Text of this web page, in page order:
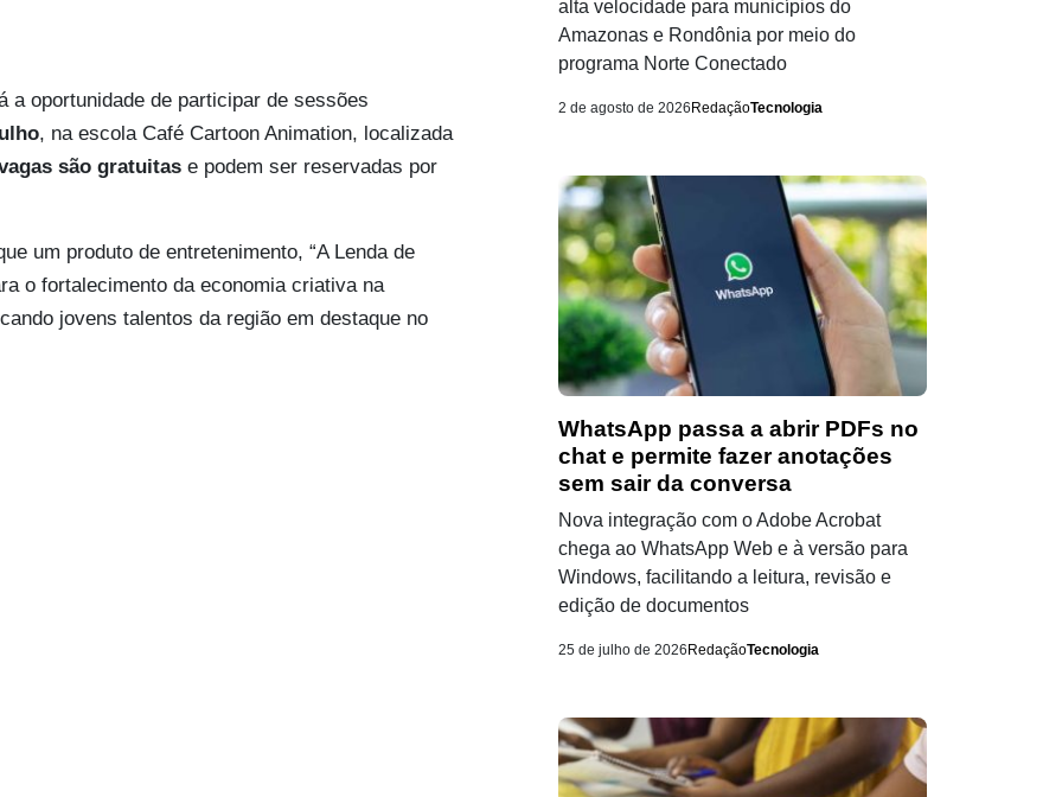
a oportunidade de participar de sessões
, na escola Café Cartoon Animation, localizada
são gratuitas e podem ser reservadas por
um produto de entretenimento, “A Lenda de
o fortalecimento da economia criativa na
jovens talentos da região em destaque no
alta velocidade para municípios do
Amazonas e Rondônia por meio do
programa Norte Conectado
2 de agosto de 2026 RedaçãoTecnologia
WhatsApp passa a abrir PDFs no
chat e permite fazer anotações
sem sair da conversa
Nova integração com o Adobe Acrobat
chega ao WhatsApp Web e à versão para
Windows, facilitando a leitura, revisão e
edição de documentos
25 de julho de 2026 RedaçãoTecnologia